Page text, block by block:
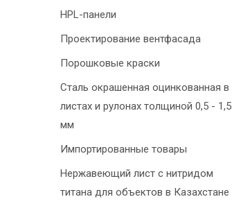
HPL-панели
Проектирование вентфасада
Порошковые краски
Сталь окрашенная оцинкованная в
листах и рулонах толщиной 0,5 - 1,5
мм
Импортированные товары
Нержавеющий лист с нитридом
титана для объектов в Казахстане